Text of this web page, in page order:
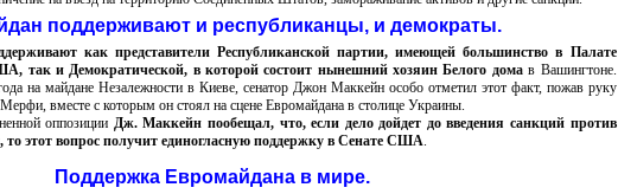
поддерживают и республиканцы, и демократы.
как представители Республиканской партии, имеющей большинство в Палате
так и Демократической, в которой состоит нынешний хозяин Белого домав Вашингтоне.
на майдане Незалежности в Киеве, сенатор Джон Маккейн особо отметил этот факт, пожав руку
вместе с которым он стоял на сцене Евромайдана в столице Украины.
оппозиции Дж. Маккейн пообещал, что, если дело дойдет до введения санкций против
то этот вопрос получит единогласную поддержку в Сенате США.
Поддержка Евромайдана в мире.